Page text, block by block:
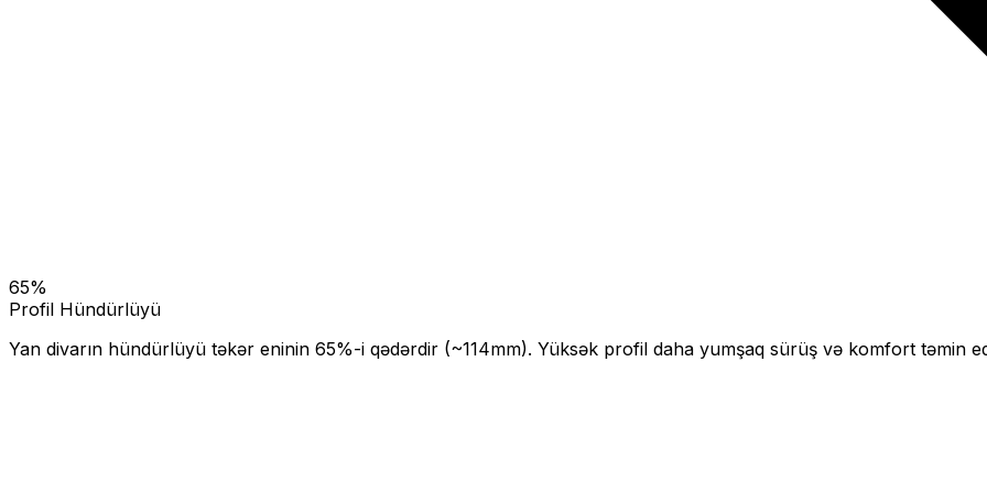
65%
Profil Hündürlüyü
Yan divarın hündürlüyü təkər eninin 65%-i qədərdir (~114mm). Yüksək profil daha yumşaq sürüş və komfort təmin